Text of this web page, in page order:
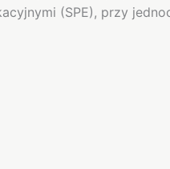
(SPE), przy